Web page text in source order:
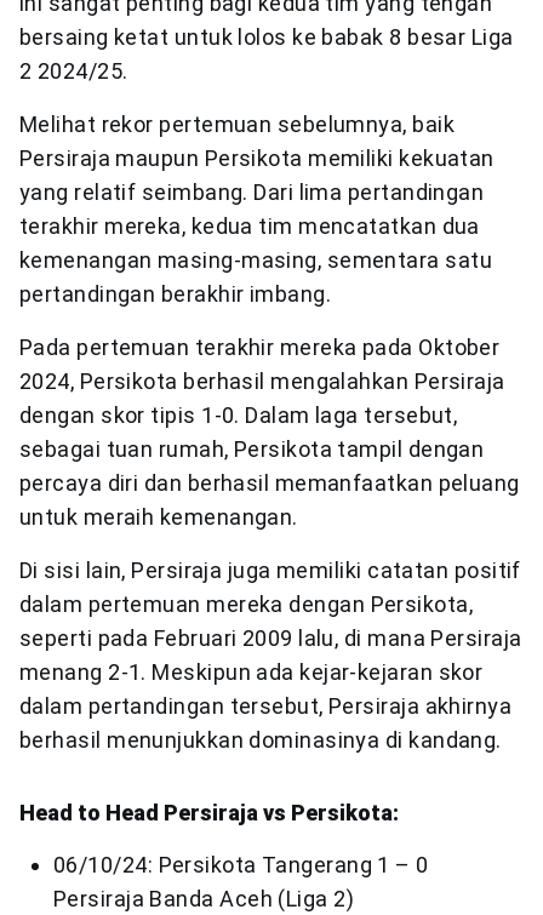
bersaing ketat untuk lolos ke babak 8 besar Liga
2 2024/25.
Melihat rekor pertemuan sebelumnya, baik
Persiraja maupun Persikota memiliki kekuatan
yang relatif seimbang. Dari lima pertandingan
terakhir mereka, kedua tim mencatatkan dua
kemenangan masing-masing, sementara satu
pertandingan berakhir imbang.
Pada pertemuan terakhir mereka pada Oktober
2024, Persikota berhasil mengalahkan Persiraja
dengan skor tipis 1-0. Dalam laga tersebut,
sebagai tuan rumah, Persikota tampil dengan
percaya diri dan berhasil memanfaatkan peluang
untuk meraih kemenangan.
Di sisi lain, Persiraja juga memiliki catatan positif
dalam pertemuan mereka dengan Persikota,
seperti pada Februari 2009 lalu, di mana Persiraja
menang 2-1. Meskipun ada kejar-kejaran skor
dalam pertandingan tersebut, Persiraja akhirnya
berhasil menunjukkan dominasinya di kandang.
Head to Head Persiraja vs Persikota:
06/10/24: Persikota Tangerang 1 – 0
Persiraja Banda Aceh (Liga 2)